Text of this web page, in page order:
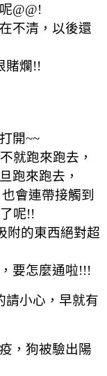
@@!
不清，以後還
賭爛!!
開~~
就跑來跑去，
跑來跑去，
會連帶接觸到
呢!!
的東西絕對超
要怎麼通啦!!!
請小心，早就有
，狗被驗出陽